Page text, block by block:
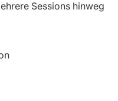
Sessions hinweg